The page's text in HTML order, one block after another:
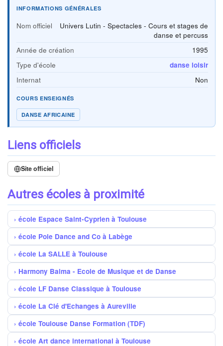
INFORMATIONS GÉNÉRALES
Nom officiel
Univers Lutin - Spectacles - Cours et stages de
danse et percuss
Année de création
1995
Type d'école
danse loisir
Internat
Non
COURS ENSEIGNÉS
DANSE AFRICAINE
Liens officiels
Site officiel
Autres écoles à proximité
école Espace Saint-Cyprien à Toulouse
école Pole Dance and Co à Labège
école La SALLE à Toulouse
Harmony Balma - Ecole de Musique et de Danse
école LF Danse Classique à Toulouse
école La Clé d'Echanges à Aureville
école Toulouse Danse Formation (TDF)
école Art dance international à Toulouse